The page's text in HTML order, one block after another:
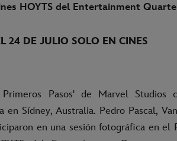
HOYTS del Entertainment
24 DE JULIO SOLO EN CINES
Pasos' de Marvel Studios
Sídney, Australia. Pedro Pascal,
en una sesión fotográfica en el